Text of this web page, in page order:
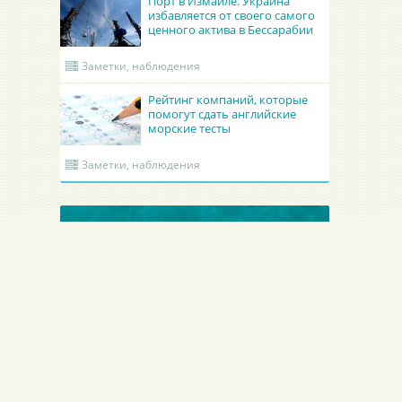
избавляется от своего самого
ценного актива в Бессарабии
Заметки, наблюдения
Рейтинг компаний, которые
помогут сдать английские
морские тесты
Заметки, наблюдения